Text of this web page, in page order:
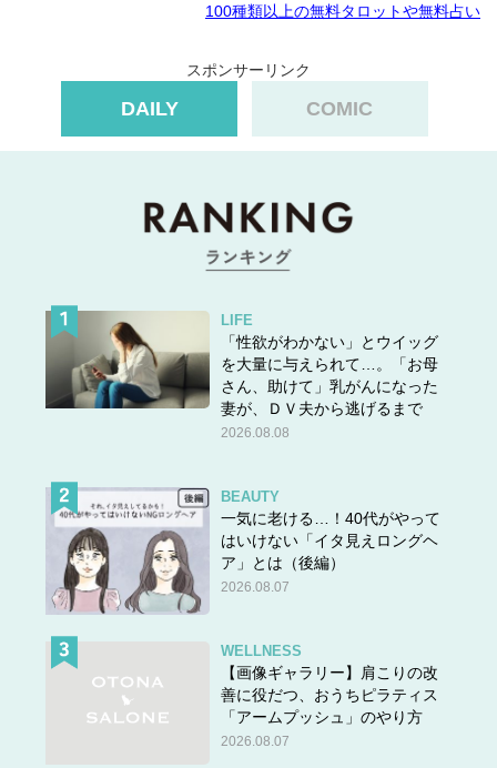
100種類以上の無料タロットや無料占い
スポンサーリンク
DAILY COMIC
LIFE
「性欲がわかない」とウイッグ
を大量に与えられて…。「お母
さん、助けて」乳がんになった
妻が、ＤＶ夫から逃げるまで
2026.08.08
BEAUTY
一気に老ける…！40代がやって
はいけない「イタ見えロングヘ
ア」とは（後編）
2026.08.07
WELLNESS
【画像ギャラリー】肩こりの改
善に役だつ、おうちピラティス
「アームプッシュ」のやり方
2026.08.07